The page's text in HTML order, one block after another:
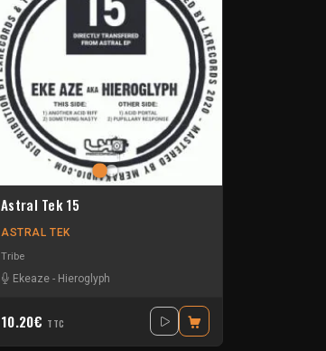
Astral Tek 15
ASTRAL TEK
Tribe
Ekeaze - Hieroglyph
10.20€ TTC